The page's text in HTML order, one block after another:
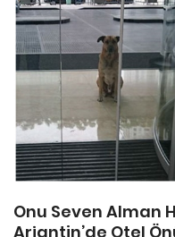
Onu Seven Alman
Arjantin’de Otel